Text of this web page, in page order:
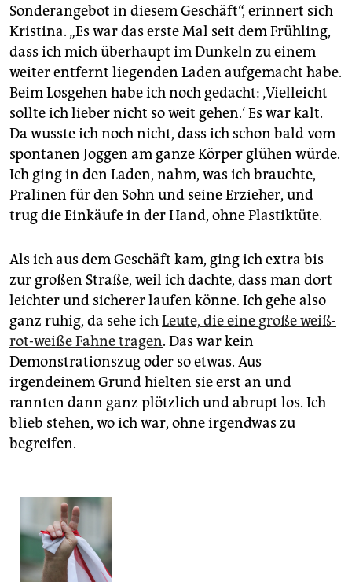
Sonderangebot in diesem Geschäft“, erinnert sich
Kristina. „Es war das erste Mal seit dem Frühling,
dass ich mich überhaupt im Dunkeln zu einem
weiter entfernt liegenden Laden aufgemacht habe.
Beim Losgehen habe ich noch gedacht: ‚Vielleicht
sollte ich lieber nicht so weit gehen.‘ Es war kalt.
Da wusste ich noch nicht, dass ich schon bald vom
spontanen Joggen am ganze Körper glühen würde.
Ich ging in den Laden, nahm, was ich brauchte,
Pralinen für den Sohn und seine Erzieher, und
trug die Einkäufe in der Hand, ohne Plastiktüte.
Als ich aus dem Geschäft kam, ging ich extra bis
zur großen Straße, weil ich dachte, dass man dort
leichter und sicherer laufen könne. Ich gehe also
ganz ruhig, da sehe ichLeute, die eine große weiß-
rot-weiße Fahne tragen. Das war kein
Demonstrationszug oder so etwas. Aus
irgendeinem Grund hielten sie erst an und
rannten dann ganz plötzlich und abrupt los. Ich
blieb stehen, wo ich war, ohne irgendwas zu
begreifen.